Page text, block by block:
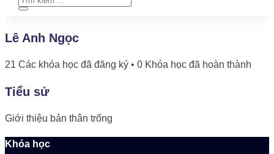
Lê Anh Ngọc
21 Các khóa học đã đăng ký • 0 Khóa học đã hoàn thành
Tiểu sử
Giới thiệu bản thân trống
Khóa học